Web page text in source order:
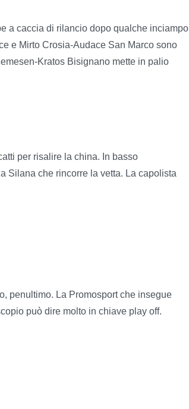
a caccia di rilancio dopo qualche inciampo
e Mirto Crosia-Audace San Marco sono
Kratos Bisignano mette in palio
per risalire la china. In basso
Silana che rincorre la vetta. La capolista
penultimo. La Promosport che insegue
può dire molto in chiave play off.